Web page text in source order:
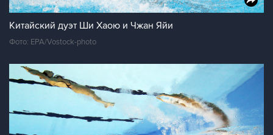
Китайский дуэт Ши Хаою и Чжан Яйи
Фото: EPA/Vostock-photo